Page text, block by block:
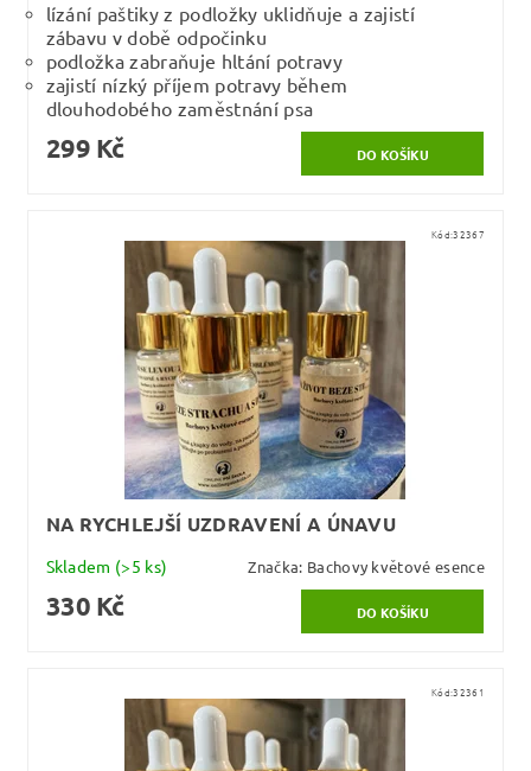
lízání paštiky z podložky uklidňuje a zajistí
zábavu v době odpočinku
podložka zabraňuje hltání potravy
zajistí nízký příjem potravy během
dlouhodobého zaměstnání psa
299 Kč
Kód:32367
NA RYCHLEJŠÍ UZDRAVENÍ A ÚNAVU
Skladem (>5 ks) Značka: Bachovy květové esence
330 Kč
Kód:32361